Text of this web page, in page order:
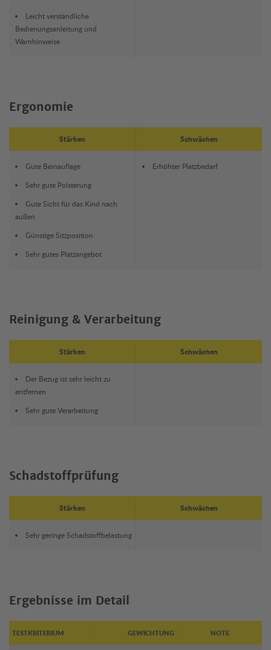
Leicht verständliche
Bedienungsanleitung und
Warnhinweise
Ergonomie
Stärken Schwächen
Gute Beinauflage
Sehr gute Polsterung
Gute Sicht für das Kind nach
außen
Günstige Sitzposition
Sehr gutes Platzangebot
Erhöhter Platzbedarf
Reinigung & Verarbeitung
Stärken Schwächen
Der Bezug ist sehr leicht zu
entfernen
Sehr gute Verarbeitung
Schadstoffprüfung
Stärken Schwächen
Sehr geringe Schadstoffbelastung
Ergebnisse im Detail
TESTKRITERIUM GEWICHTUNG NOTE